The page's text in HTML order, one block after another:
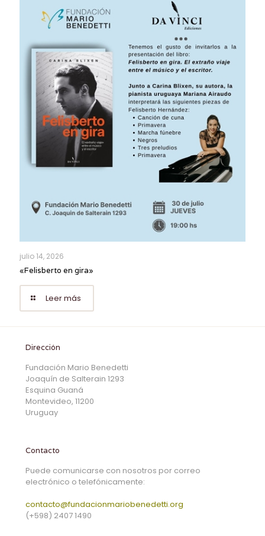
julio 14, 2026
«Felisberto en gira»
Leer más
Dirección
Fundación Mario Benedetti
Joaquín de Salterain 1293
Esquina Guaná
Montevideo, 11200
Uruguay
Contacto
Puede comunicarse con nosotros por correo
electrónico o telefónicamente:
contacto@fundacionmariobenedetti.org
(+598) 2407 1490